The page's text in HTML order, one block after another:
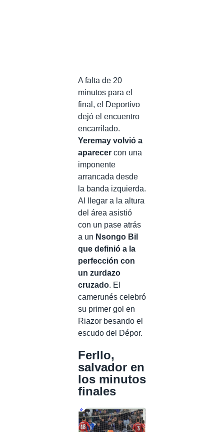
A falta de 20
minutos para el
final, el Deportivo
dejó el encuentro
encarrilado.
Yeremay volvió a
aparecer con una
imponente
arrancada desde
la banda izquierda.
Al llegar a la altura
del área asistió
con un pase atrás
a un Nsongo Bil
que definió a la
perfección con
un zurdazo
cruzado. El
camerunés celebró
su primer gol en
Riazor besando el
escudo del Dépor.
Ferllo,
salvador en
los minutos
finales